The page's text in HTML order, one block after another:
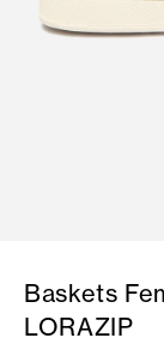
Baskets
LORAZIP